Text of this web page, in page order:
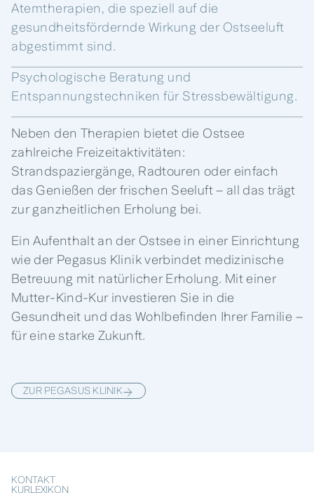
Atemtherapien, die speziell auf die
gesundheitsfördernde Wirkung der Ostseeluft
abgestimmt sind.
Psychologische Beratung und
Entspannungstechniken für Stressbewältigung.
Neben den Therapien bietet die Ostsee
zahlreiche Freizeitaktivitäten:
Strandspaziergänge, Radtouren oder einfach
das Genießen der frischen Seeluft – all das trägt
zur ganzheitlichen Erholung bei.
Ein Aufenthalt an der Ostsee in einer Einrichtung
wie der Pegasus Klinik verbindet medizinische
Betreuung mit natürlicher Erholung. Mit einer
Mutter-Kind-Kur investieren Sie in die
Gesundheit und das Wohlbefinden Ihrer Familie –
für eine starke Zukunft.
ZUR PEGASUS KLINIK
KONTAKT
KURLEXIKON